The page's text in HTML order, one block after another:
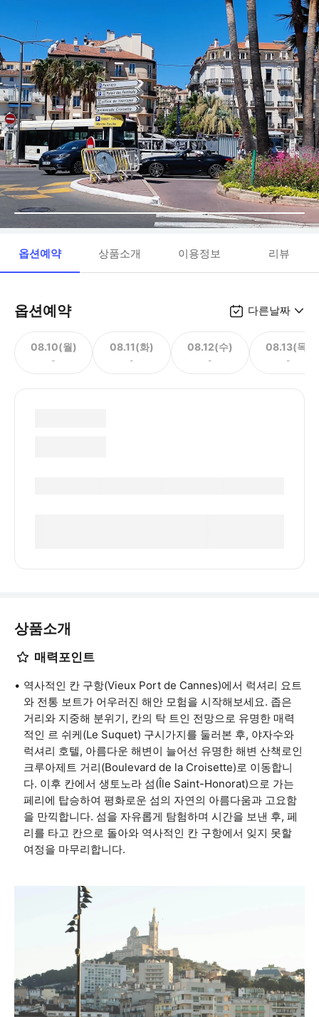
옵션예약 상품소개 이용정보 리뷰
옵션예약 다른날짜
08.10(월)
-
08.11(화)
-
08.12(수)
-
08.13(목)
-
상품소개
매력포인트
역사적인 칸 구항(Vieux Port de Cannes)에서 럭셔리 요트
와 전통 보트가 어우러진 해안 모험을 시작해보세요. 좁은
거리와 지중해 분위기, 칸의 탁 트인 전망으로 유명한 매력
적인 르 쉬케(Le Suquet) 구시가지를 둘러본 후, 야자수와
럭셔리 호텔, 아름다운 해변이 늘어선 유명한 해변 산책로인
크루아제트 거리(Boulevard de la Croisette)로 이동합니
다. 이후 칸에서 생토노라 섬(Île Saint-Honorat)으로 가는
페리에 탑승하여 평화로운 섬의 자연의 아름다움과 고요함
을 만끽합니다. 섬을 자유롭게 탐험하며 시간을 보낸 후, 페
리를 타고 칸으로 돌아와 역사적인 칸 구항에서 잊지 못할
여정을 마무리합니다.